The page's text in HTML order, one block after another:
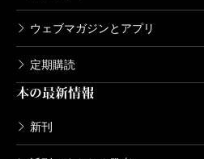
ウェブマガジンとアプリ
定期購読
本の最新情報
新刊